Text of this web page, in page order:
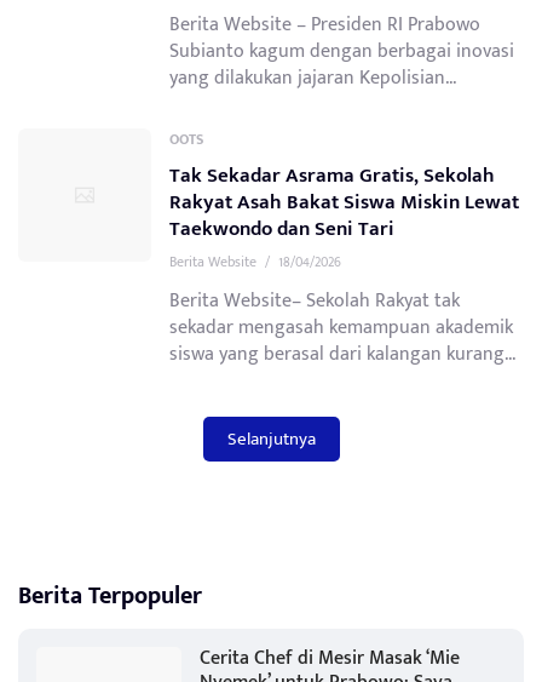
Berita Website – Presiden RI Prabowo
Subianto kagum dengan berbagai inovasi
yang dilakukan jajaran Kepolisian...
OOTS
Tak Sekadar Asrama Gratis, Sekolah
Rakyat Asah Bakat Siswa Miskin Lewat
Taekwondo dan Seni Tari
Berita Website / 18/04/2026
Berita Website– Sekolah Rakyat tak
sekadar mengasah kemampuan akademik
siswa yang berasal dari kalangan kurang...
Selanjutnya
Berita Terpopuler
Cerita Chef di Mesir Masak ‘Mie